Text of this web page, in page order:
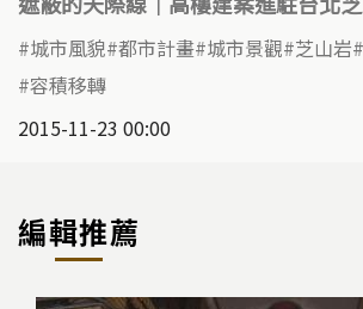
城市風貌 都市計畫 城市景觀 芝山岩
容積移轉
2015-11-23 00:00
編輯推薦